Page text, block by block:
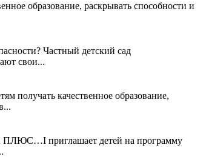
образование, раскрывать способности и
Частный детский сад
свои...
качественное образование,
ПЛЮС…I приглашает детей на программу